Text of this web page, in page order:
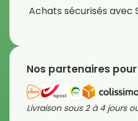
Achats sécurisés avec
Nos partenaires
Livraison sous 2 à 4 jours